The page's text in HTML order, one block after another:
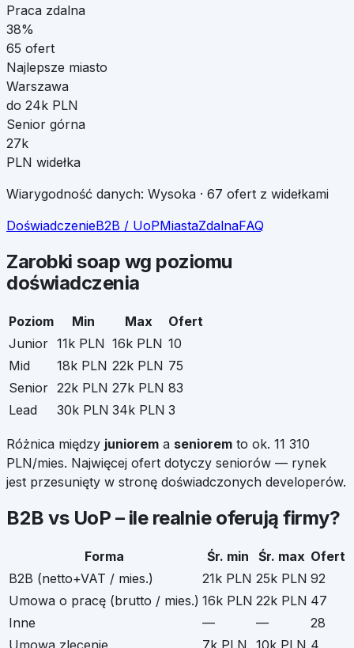
Praca zdalna
38%
65 ofert
Najlepsze miasto
Warszawa
do 24k PLN
Senior górna
27k
PLN widełka
Wiarygodność danych: Wysoka · 67 ofert z widełkami
DoświadczenieB2B / UoPMiastaZdalnaFAQ
Zarobkisoap wg poziomu
doświadczenia
Poziom Min Max
Ofert
Junior 11k PLN 16k PLN 10
Mid
18k PLN 22k PLN 75
Senior 22k PLN 27k PLN 83
Lead
30k PLN 34k PLN 3
Różnica między juniorem a seniorem to ok. 11 310
PLN/mies. Najwięcej ofert dotyczy seniorów — rynek
jest przesunięty w stronę doświadczonych developerów.
B2B vs UoP – ile realnie oferują firmy?
Forma Śr. min Śr. max Ofert
B2B (netto+VAT / mies.)
21k PLN 25k PLN 92
Umowa o pracę (brutto / mies.) 16k PLN 22k PLN 47
Inne
— —
28
Umowa zlecenie
7k PLN 10k PLN 4